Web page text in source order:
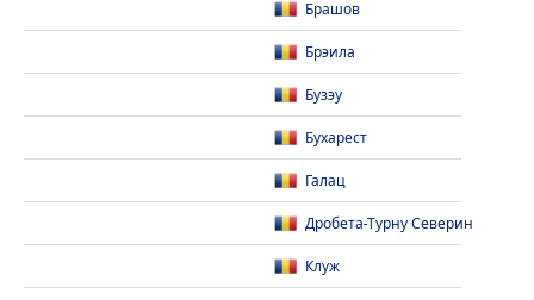
Брашов
Брэила
Бузэу
Бухарест
Галац
Дробета-Турну Северин
Клуж